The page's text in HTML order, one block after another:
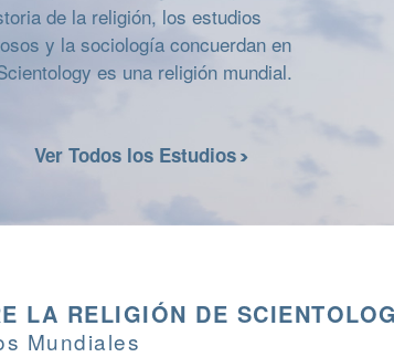
de la religión, los estudios
y la sociología concuerdan en
es una religión mundial.
Ver Todos los Estudios
LA RELIGIÓN DE
Mundiales